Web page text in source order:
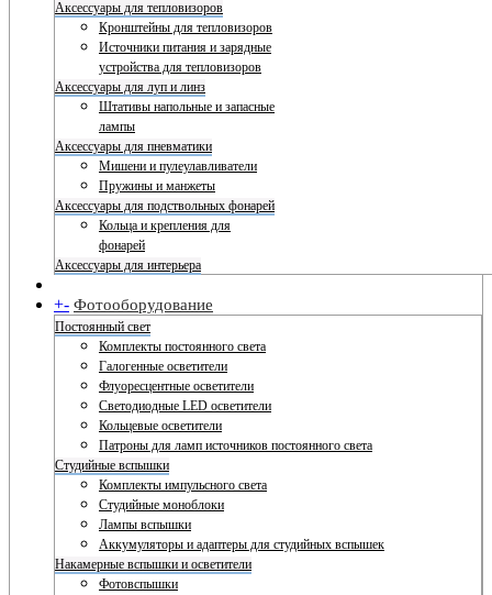
Аксессуары для тепловизоров
Кронштейны для тепловизоров
Источники питания и зарядные
устройства для тепловизоров
Аксессуары для луп и линз
Штативы напольные и запасные
лампы
Аксессуары для пневматики
Мишени и пулеулавливатели
Пружины и манжеты
Аксессуары для подствольных фонарей
Кольца и крепления для
фонарей
Аксессуары для интерьера
+- Фотооборудование
Постоянный свет
Комплекты постоянного света
Галогенные осветители
Флуоресцентные осветители
Светодиодные LED осветители
Кольцевые осветители
Патроны для ламп источников постоянного света
Студийные вспышки
Комплекты импульсного света
Студийные моноблоки
Лампы вспышки
Аккумуляторы и адаптеры для студийных вспышек
Накамерные вспышки и осветители
Фотовспышки